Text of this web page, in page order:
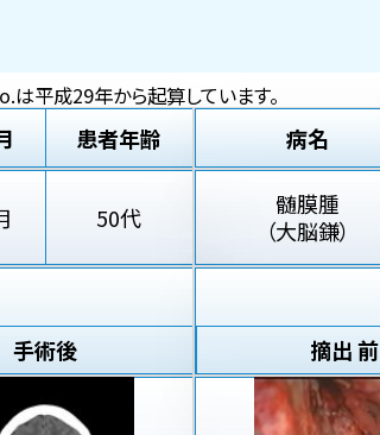
は平成29年から起算しています。
患者年齢
50代
病名
髄膜腫
（大脳鎌）
手術後
摘出 前